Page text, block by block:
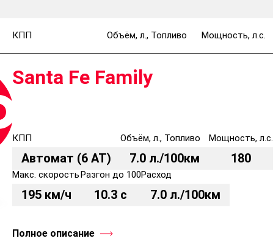
КПП Объём, л., Топливо Мощность, л.с.
Santa Fe Family
КПП
Автомат (6 AT)
Объём, л., Топливо
7.0 л./100км
Мощность, л.с.
180
Макс. скорость
195 км/ч
Разгон до 100
10.3 с
Расход
7.0 л./100км
Полное описание